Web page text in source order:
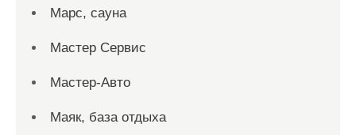
Марс, сауна
Мастер Сервис
Мастер-Авто
Маяк, база отдыха